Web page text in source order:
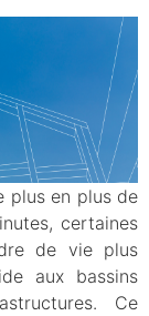
plus en plus de
certaines
de vie plus
aux bassins
Ce